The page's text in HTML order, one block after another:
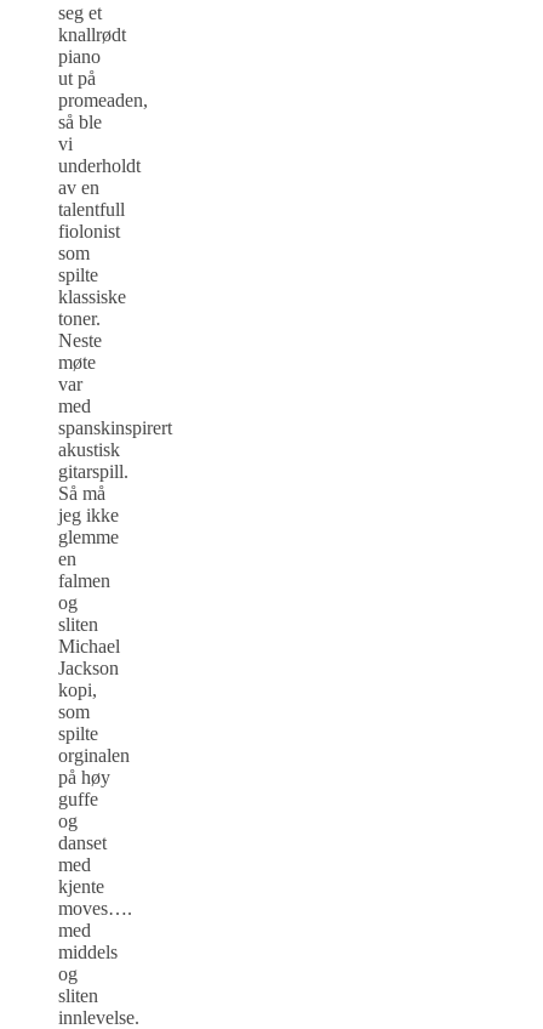
seg et
knallrødt
piano
ut på
promeaden,
så ble
vi
underholdt
av en
talentfull
fiolonist
som
spilte
klassiske
toner.
Neste
møte
var
med
spanskinspirert
akustisk
gitarspill.
Så må
jeg ikke
glemme
en
falmen
og
sliten
Michael
Jackson
kopi,
som
spilte
orginalen
på høy
guffe
og
danset
med
kjente
moves….
med
middels
og
sliten
innlevelse.